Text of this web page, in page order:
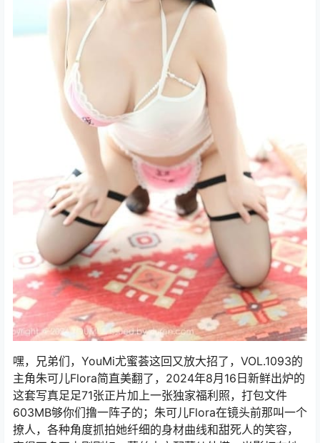
嘿，兄弟们，YouMi尤蜜荟这回又放大招了，VOL.1093的
主角朱可儿Flora简直美翻了，2024年8月16日新鲜出炉的
这套写真足足71张正片加上一张独家福利照，打包文件
603MB够你们撸一阵子的；朱可儿Flora在镜头前那叫一个
撩人，各种角度抓拍她纤细的身材曲线和甜死人的笑容，